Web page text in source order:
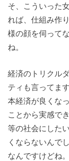
そ、こういった
れば、仕組み作
様の顔を伺って
ね。
経済のトリクル
ティも言ってま
本経済が良くな
ことから実感で
等の社会にした
くならないんで
なんですけどね